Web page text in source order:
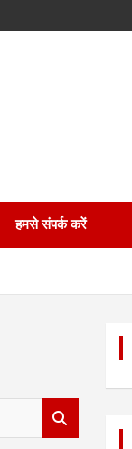
हमसे संपर्क करें